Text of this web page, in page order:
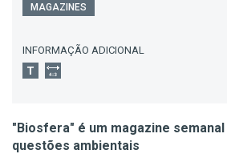
MAGAZINES
INFORMAÇÃO ADICIONAL
"Biosfera" é um magazine
questões ambientais